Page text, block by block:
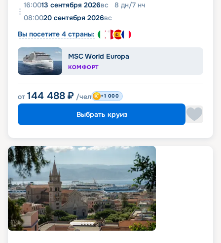
16:0013 сентября 2026вс 8 дн/7 нч
08:0020 сентября 2026вс
Вы посетите 4 страны:
MSC World Europa
КОМФОРТ
от 144 488 ₽ /чел +1 000
Выбрать круиз